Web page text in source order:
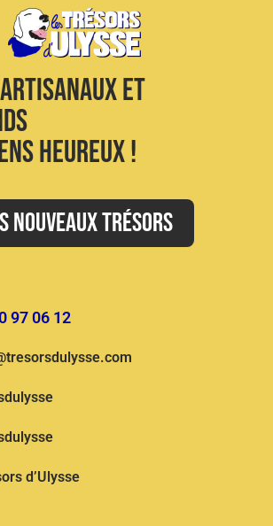
et
heureux !
nouveaux trésors
97 06 12
d’Ulysse